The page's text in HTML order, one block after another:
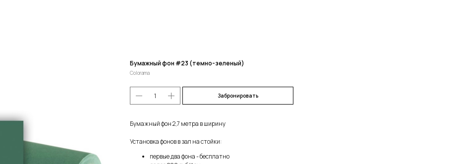
Бумажный фон #23 (темно-зеленый)
Colorama
Забронировать
Бумажный фон 2,7 метра в ширину
Установка фонов в зал на стойки:
первые два фона - бесплатно